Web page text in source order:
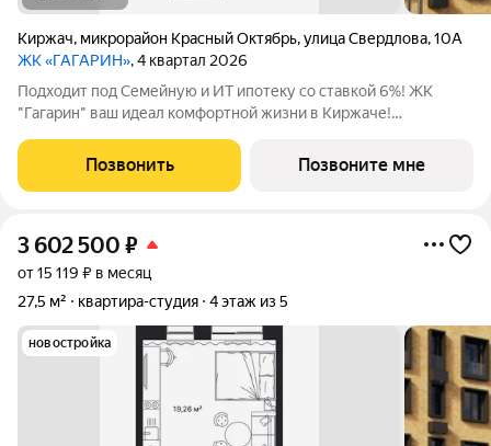
Киржач, микрорайон Красный Октябрь,улица Свердлова,10А
ЖК «ГАГАРИН», 4 квартал 2026
Подходит под Семейную и ИТ ипотеку со ставкой 6%! ЖК
"Гагарин" ваш идеал комфортной жизни в Киржаче!
класса "Комфорт+" сочетает современные технологии,
продуманную инфраструктуру и уютную
Позвонить Позвоните мне
3 602 500 ₽
от 15 119 ₽ в месяц
27,5 м²
квартира-студия 4 этаж из 5
новостройка